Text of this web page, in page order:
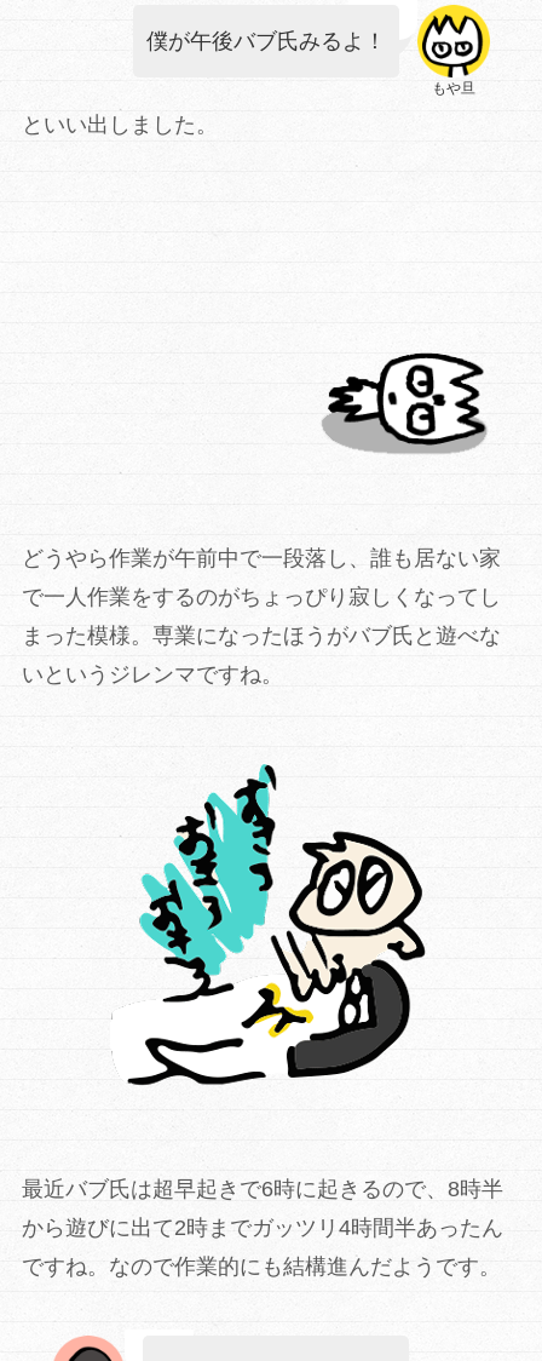
もや旦
僕が午後バブ氏みるよ！
といい出しました。
どうやら作業が午前中で一段落し、誰も居ない家
で一人作業をするのがちょっぴり寂しくなってし
まった模様。専業になったほうがバブ氏と遊べな
いというジレンマですね。
最近バブ氏は超早起きで6時に起きるので、8時半
から遊びに出て2時までガッツリ4時間半あったん
ですね。なので作業的にも結構進んだようです。